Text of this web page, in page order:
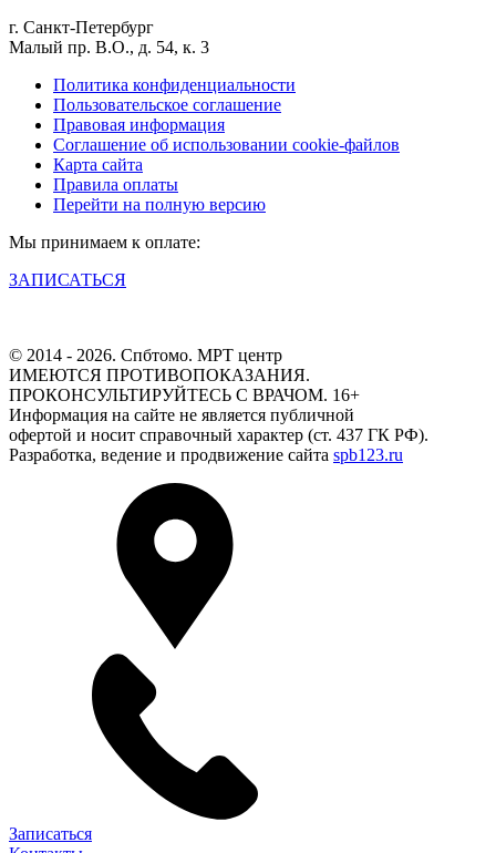
г. Санкт-Петербург
Малый пр. В.О., д. 54, к. 3
Политика конфиденциальности
Пользовательское соглашение
Правовая информация
Соглашение об использовании cookie-файлов
Карта сайта
Правила оплаты
Перейти на полную версию
Мы принимаем к оплате:
ЗАПИСАТЬСЯ
© 2014 - 2026. Спбтомо. МРТ центр
ИМЕЮТСЯ ПРОТИВОПОКАЗАНИЯ.
ПРОКОНСУЛЬТИРУЙТЕСЬ С ВРАЧОМ. 16+
Информация на сайте не является публичной
офертой и носит справочный характер (ст. 437 ГК РФ).
Разработка, ведение и продвижение сайта spb123.ru
Записаться